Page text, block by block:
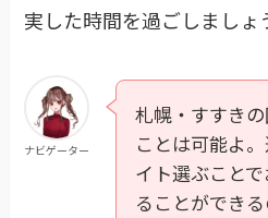
実した時間を過ごしましょ
ナビゲーター
札幌・すすき
ことは可能よ
イト選ぶこと
ることができる